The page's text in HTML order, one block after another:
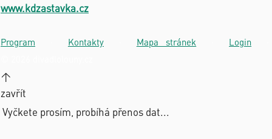
www.kdzastavka.cz
Program Kontakty· Mapa stránek Login
↑
zavřít
Vyčkete prosím, probíhá přenos dat...